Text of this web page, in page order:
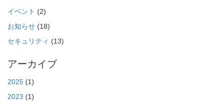
イベント (2)
お知らせ (18)
セキュリティ (13)
アーカイブ
2025 (1)
2023 (1)